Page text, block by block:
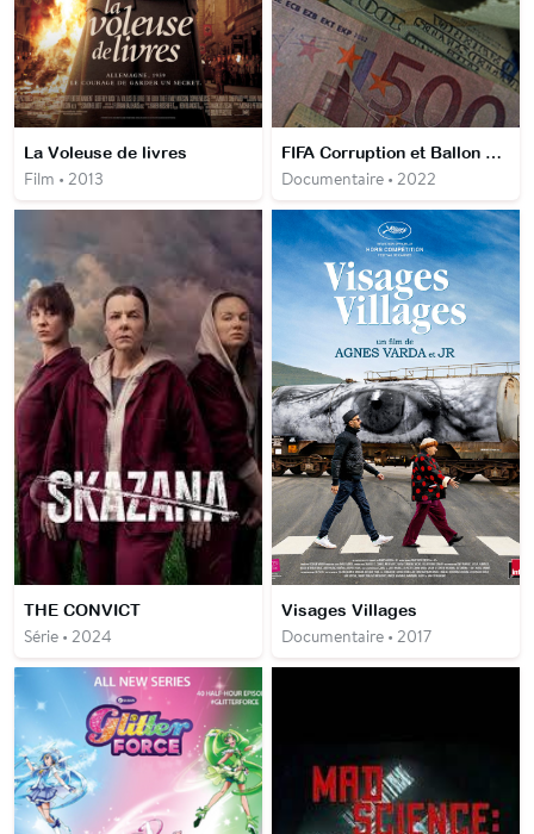
La Voleuse de livres
Film • 2013
FIFA Corruption et Ballon Rond
Documentaire • 2022
THE CONVICT
Série • 2024
Visages Villages
Documentaire • 2017